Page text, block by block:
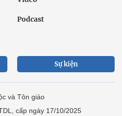
Podcast
Sự kiện
và Tôn giáo
cấp ngày 17/10/2025